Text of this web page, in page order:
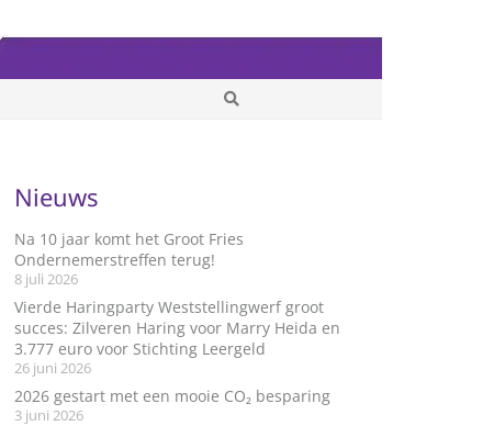
Nieuws
Na 10 jaar komt het Groot Fries
Ondernemerstreffen terug!
8 juli 2026
Vierde Haringparty Weststellingwerf groot
succes: Zilveren Haring voor Marry Heida en
3.777 euro voor Stichting Leergeld
26 juni 2026
2026 gestart met een mooie CO₂ besparing
3 juni 2026